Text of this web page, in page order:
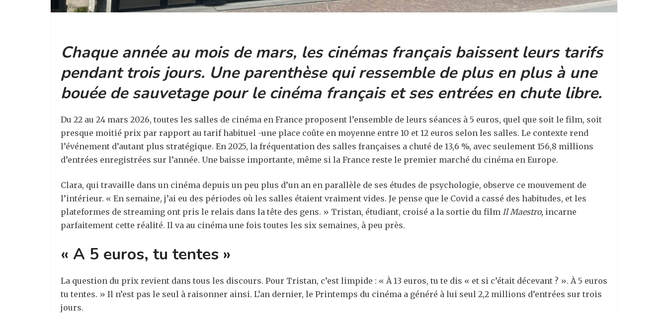
Chaque année au mois de mars, les cinémas français baissent leurs tarifs
pendant trois jours. Une parenthèse qui ressemble de plus en plus à une
bouée de sauvetage pour le cinéma français et ses entrées en chute libre.
Du 22 au 24 mars 2026, toutes les salles de cinéma en France proposent l’ensemble de leurs séances à 5 euros, quel que soit le film, soit
presque moitié prix par rapport au tarif habituel -une place coûte en moyenne entre 10 et 12 euros selon les salles. Le contexte rend
l’événement d’autant plus stratégique. En 2025, la fréquentation des salles françaises a chuté de 13,6 %, avec seulement 156,8 millions
d’entrées enregistrées sur l’année. Une baisse importante, même si la France reste le premier marché du cinéma en Europe.
Clara, qui travaille dans un cinéma depuis un peu plus d’un an en parallèle de ses études de psychologie, observe ce mouvement de
l’intérieur. « En semaine, j’ai eu des périodes où les salles étaient vraiment vides. Je pense que le Covid a cassé des habitudes, et les
plateformes de streaming ont pris le relais dans la tête des gens. » Tristan, étudiant, croisé a la sortie du film Il Maestro, incarne
parfaitement cette réalité. Il va au cinéma une fois toutes les six semaines, à peu près.
« A 5 euros, tu tentes »
La question du prix revient dans tous les discours. Pour Tristan, c’est limpide : « À 13 euros, tu te dis « et si c’était décevant ? ». À 5 euros
tu tentes. » Il n’est pas le seul à raisonner ainsi. L’an dernier, le Printemps du cinéma a généré à lui seul 2,2 millions d’entrées sur trois
jours.